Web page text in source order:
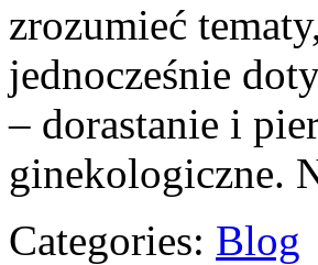
zrozumieć
jednocześnie
– dorastanie i
ginekologiczne.
Categories: Blog